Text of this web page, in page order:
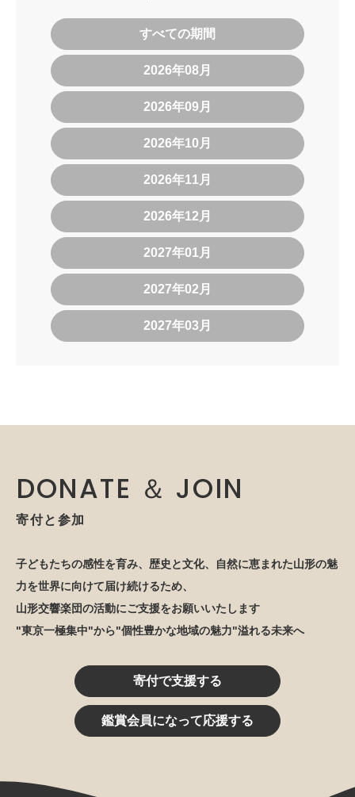
すべての期間
2026年08月
2026年09月
2026年10月
2026年11月
2026年12月
2027年01月
2027年02月
2027年03月
DONATE ＆ JOIN
寄付と参加
子どもたちの感性を育み、歴史と文化、自然に恵まれた山形の魅
力を世界に向けて届け続けるため、
山形交響楽団の活動にご支援をお願いいたします
"東京一極集中"から"個性豊かな地域の魅力"溢れる未来へ
寄付で支援する
鑑賞会員になって応援する